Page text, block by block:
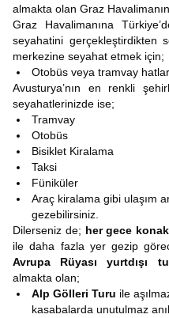
almakta olan Graz
Graz Havalimanına
seyahatini gerçekleştirdikten
merkezine seyahat etmek için;
Otobüs veya tramvay
Avusturya’nın en renkli
seyahatlerinizde ise;
Tramvay
Otobüs
Bisiklet Kiralama
Taksi
Füniküler
Araç kiralama gibi ulaşım
gezebilirsiniz.
Dilerseniz de; her gece
ile daha fazla yer gezip
Avrupa Rüyası yurtdışı
almakta olan;
Alp Gölleri Turu ile
kasabalarda unutulmaz